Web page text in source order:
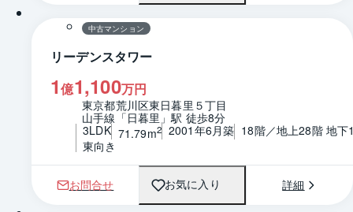
中古マンション
リーデンスタワー
1億1,100万円
東京都荒川区東日暮里５丁目
山手線「日暮里」駅 徒歩8分
3LDK 71.79m2 2001年6月築 18階／地上28階 地下
東向き
お問合せ お気に入り 詳細
1 / 0 間取り